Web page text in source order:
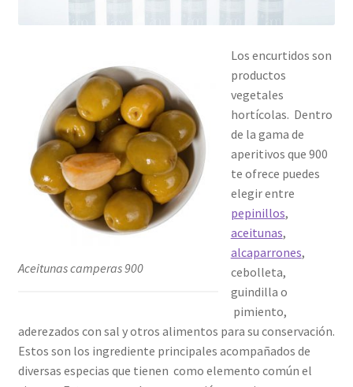
Aceitunas camperas 900
Los encurtidos son
productos
vegetales
hortícolas. Dentro
de la gama de
aperitivos que 900
te ofrece puedes
elegir entre
pepinillos,
aceitunas,
alcaparrones,
cebolleta,
guindilla o
pimiento,
aderezados con sal y otros alimentos para su conservación.
Estos son los ingrediente principales acompañados de
diversas especias que tienen como elemento común el